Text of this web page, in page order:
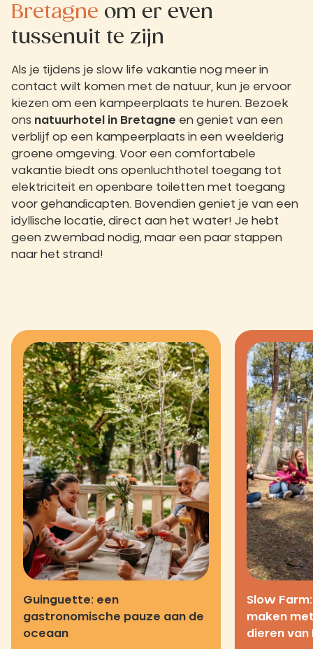
Bretagne om er even
tussenuit te zijn
Als je tijdens je slow life vakantie nog meer in
contact wilt komen met de natuur, kun je ervoor
kiezen om een kampeerplaats te huren. Bezoek
ons natuurhotel in Bretagne en geniet van een
verblijf op een kampeerplaats in een weelderig
groene omgeving. Voor een comfortabele
vakantie biedt ons openluchthotel toegang tot
elektriciteit en openbare toiletten met toegang
voor gehandicapten. Bovendien geniet je van een
idyllische locatie, direct aan het water! Je hebt
geen zwembad nodig, maar een paar stappen
naar het strand!
Guinguette: een
gastronomische pauze aan de
oceaan
Slow
maken
dieren van